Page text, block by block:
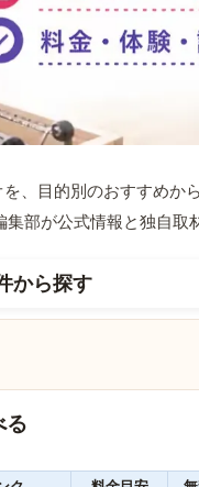
、目的別のおすすめか
部が公式情報と独自取
から探す
る